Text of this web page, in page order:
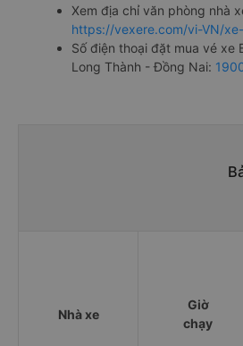
Xem địa chỉ văn phòng nhà
https://vexere.com/vi-VN/
Số điện thoại đặt mua vé xe
Long Thành - Đồng Nai:
Nhà xe
Giờ
chạy